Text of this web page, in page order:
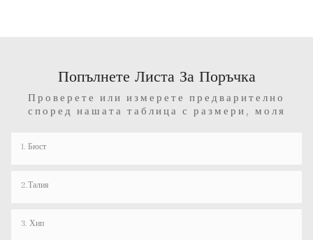
Попълнете Листа За Поръчка
Проверете или измерете предварително
според нашата таблица с размери, моля
1. Бюст
2.Талия
3. Хип